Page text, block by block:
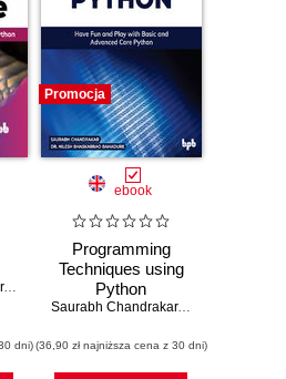
Saurabh Chandrakar
,Dr. Nilesh Bhaskarrao Bahadure
dni)
Promocja
ebook
Programming
Techniques using
Python
Saurabh Chandrakar
,Dr. Nilesh
(36,90 zł najniższa cena z 30 dni)